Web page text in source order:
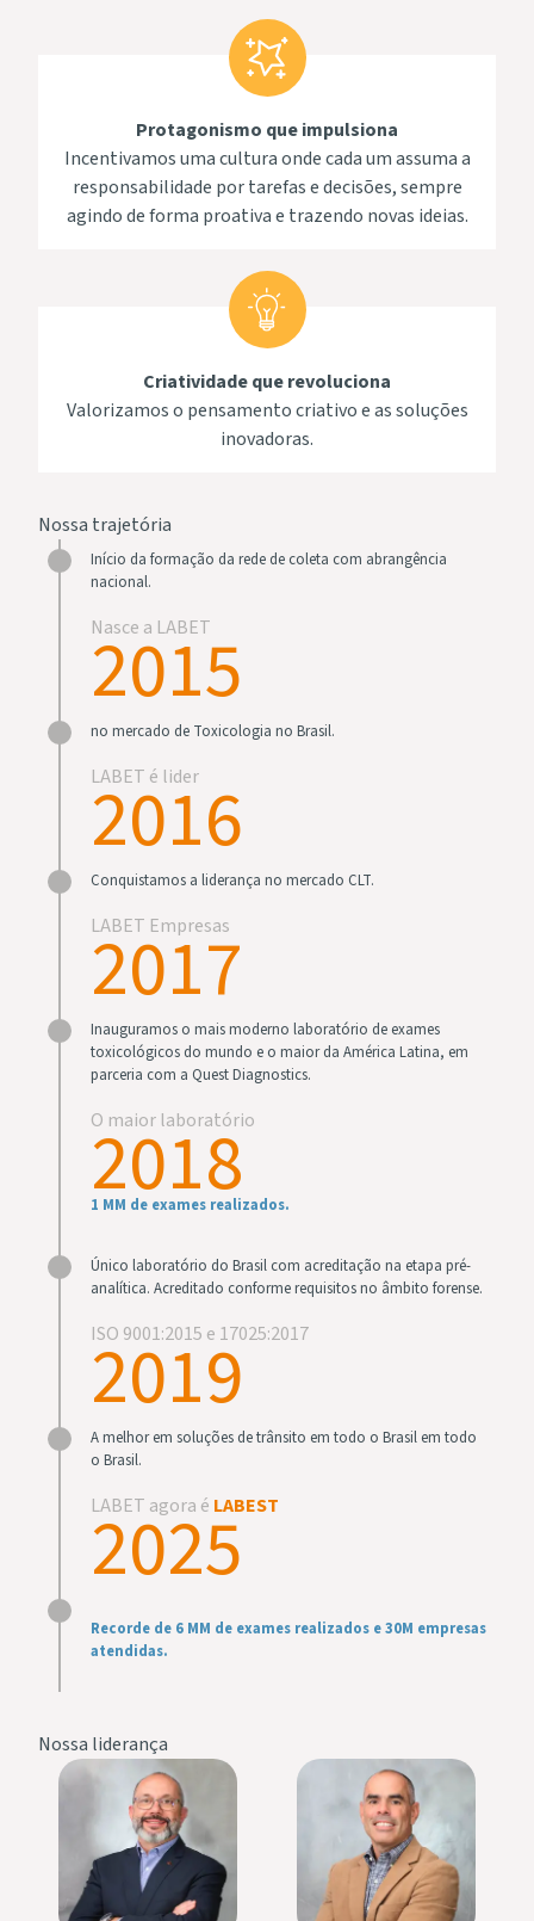
Protagonismo que impulsiona
Incentivamos uma cultura onde cada um assuma a
responsabilidade por tarefas e decisões, sempre
agindo de forma proativa e trazendo novas ideias.
Criatividade que revoluciona
Valorizamos o pensamento criativo e as soluções
inovadoras.
Nossa trajetória
Início da formação da rede de coleta com abrangência
nacional.
Nasce a LABET
2015
no mercado de Toxicologia no Brasil.
LABET é lider
2016
Conquistamos a liderança no mercado CLT.
LABET Empresas
2017
Inauguramos o mais moderno laboratório de exames
toxicológicos do mundo e o maior da América Latina, em
parceria com a Quest Diagnostics.
O maior laboratório
2018
1 MM de exames realizados.
Único laboratório do Brasil com acreditação na etapa pré-
analítica. Acreditado conforme requisitos no âmbito forense.
ISO 9001:2015 e 17025:2017
2019
A melhor em soluções de trânsito em todo o Brasil em todo
o Brasil.
LABET agora é LABEST
2025
Recorde de 6 MM de exames realizados e 30M empresas
atendidas.
Nossa liderança